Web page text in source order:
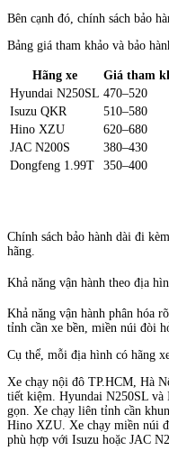
Bên cạnh đó, chính sách bảo
Bảng giá tham khảo và bảo
Hãng xe Giá tham
Hyundai N250SL 470–520
Isuzu QKR
510–580
Hino XZU
620–680
JAC N200S
380–430
Dongfeng 1.99T
350–400
Chính sách bảo hành dài đi
hãng.
Khả năng vận hành theo địa
Khả năng vận hành phân hóa
tỉnh cần xe bền, miền núi đòi
Cụ thể, mỗi địa hình có hãng
Xe chạy nội đô TP.HCM, Hà
tiết kiệm. Hyundai N250SL và
gọn. Xe chạy liên tỉnh cần
Hino XZU. Xe chạy miền núi
phù hợp với Isuzu hoặc JAC